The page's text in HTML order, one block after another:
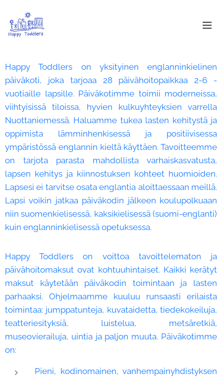
Happy Toddlers on yksityinen englanninkielinen
päiväkoti, joka tarjoaa 28 päivähoitopaikkaa 2-6 -
vuotiaille lapsille. Päiväkotimme toimii moderneissa,
viihtyisissä tiloissa, hyvien kulkuyhteyksien varrella
Nuottaniemessä. Haluamme tukea lasten kehitystä ja
oppimista lämminhenkisessä ja positiivisessa
ympäristössä englannin kieltä käyttäen. Tavoitteemme
on tarjota parasta mahdollista varhaiskasvatusta,
lapsen kehitys ja kiinnostuksen kohteet huomioiden.
Lapsesi ei tarvitse osata englantia aloittaessaan meillä.
Lapsi voikin jatkaa päiväkodin jälkeen koulupolkuaan
niin suomenkielisessä, kaksikielisessä (suomi-englanti)
kuin englanninkielisessä opetuksessa.
Happy Toddlers on voittoa tavoittelematon ja
päivähoitomaksut ovat kohtuuhintaiset. Kaikki kerätyt
maksut käytetään päiväkodin toimintaan ja lasten
parhaaksi. Ohjelmaamme kuuluu runsaasti erilaista
toimintaa: jumppatunteja, kuvataidetta, tiedekokeiluja,
teatteriesityksiä, luistelua, metsäretkiä,
museovierailuja, uintia ja paljon muuta. Päiväkotimme
on:
Pieni, kodinomainen, vanhempainyhdistyksen